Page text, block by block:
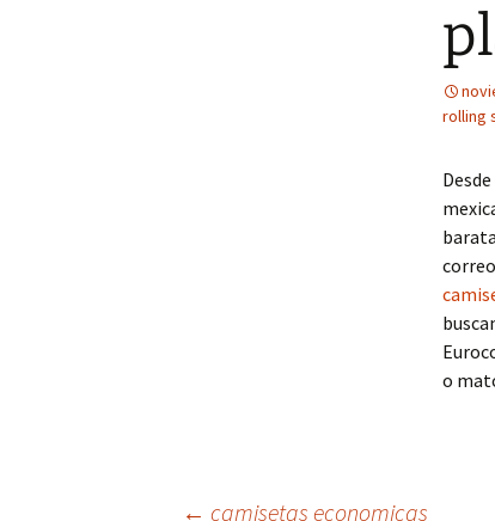
rolling
o
← camisetas economicas